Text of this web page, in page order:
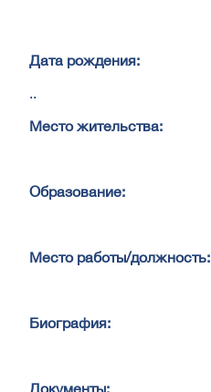
Дата рождения:
..
Место жительства:
Образование:
Место работы/должность:
Биография:
Документы: